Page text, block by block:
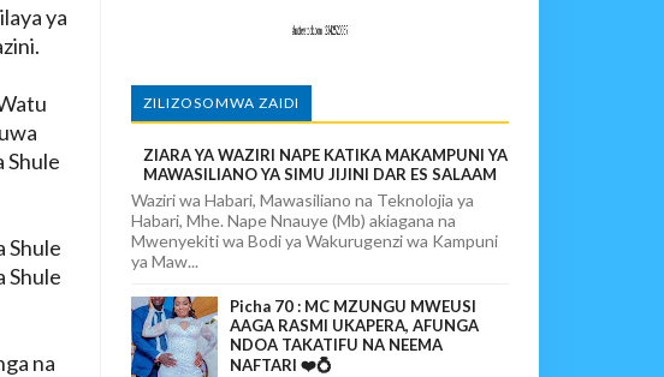
CHANGAMOTO ZAO KWA TRA
ya
Shule
Shule
Shule
na
ZILIZOSOMWA ZAIDI
ZIARA YA WAZIRI NAPE KATIKA MAKAMPUNI YA
MAWASILIANO YA SIMU JIJINI DAR ES SALAAM
Waziri wa Habari, Mawasiliano na Teknolojia ya
Habari, Mhe. Nape Nnauye (Mb) akiagana na
Mwenyekiti wa Bodi ya Wakurugenzi wa Kampuni
ya Maw...
Picha 70 : MC MZUNGU MWEUSI
AAGA RASMI UKAPERA, AFUNGA
NDOA TAKATIFU NA NEEMA
NAFTARI ❤️💍